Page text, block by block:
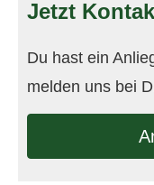
Jetzt
Du hast ein
melden uns bei